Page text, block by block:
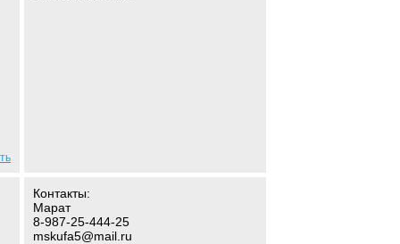
Контакты:
Марат
8-987-25-444-25
mskufa5@mail.ru